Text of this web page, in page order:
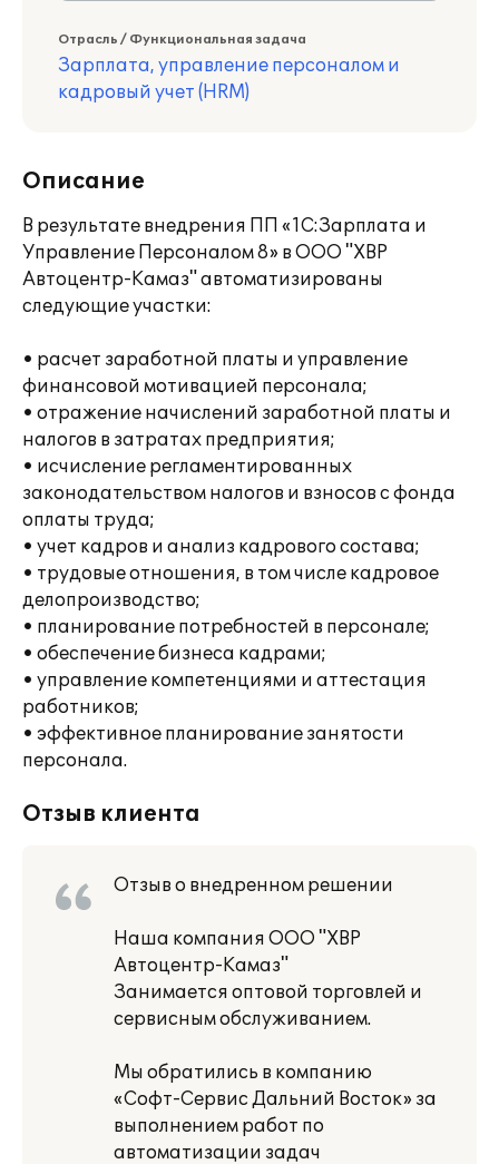
Отрасль / Функциональная задача
Зарплата, управление персоналом и
кадровый учет (HRM)
Описание
В результате внедрения ПП «1С:Зарплата и
Управление Персоналом 8» в ООО "ХВР
Автоцентр-Камаз" автоматизированы
следующие участки:
• расчет заработной платы и управление
финансовой мотивацией персонала;
• отражение начислений заработной платы и
налогов в затратах предприятия;
• исчисление регламентированных
законодательством налогов и взносов с фонда
оплаты труда;
• учет кадров и анализ кадрового состава;
• трудовые отношения, в том числе кадровое
делопроизводство;
• планирование потребностей в персонале;
• обеспечение бизнеса кадрами;
• управление компетенциями и аттестация
работников;
• эффективное планирование занятости
персонала.
Отзыв клиента
Отзыв о внедренном решении
Наша компания ООО "ХВР
Автоцентр-Камаз"
Занимается оптовой торговлей и
сервисным обслуживанием.
Мы обратились в компанию
«Софт-Сервис Дальний Восток» за
выполнением работ по
автоматизации задач